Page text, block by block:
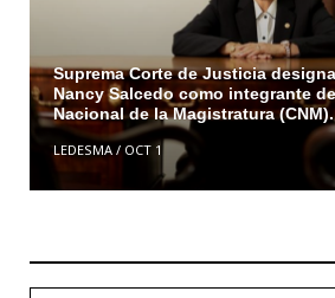
Suprema Corte de Justicia
Nancy Salcedo como integrante
Nacional de la Magistratura (CNM).
LEDESMA/ OCT 1